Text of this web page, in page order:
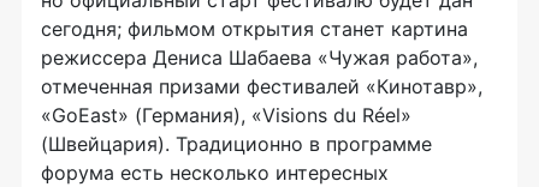
сегодня; фильмом открытия станет картина
режиссера Дениса Шабаева «Чужая работа»,
отмеченная призами фестивалей «Кинотавр»,
«GoEast» (Германия), «Visions du Réel»
(Швейцария). Традиционно в программе
форума есть несколько интересных